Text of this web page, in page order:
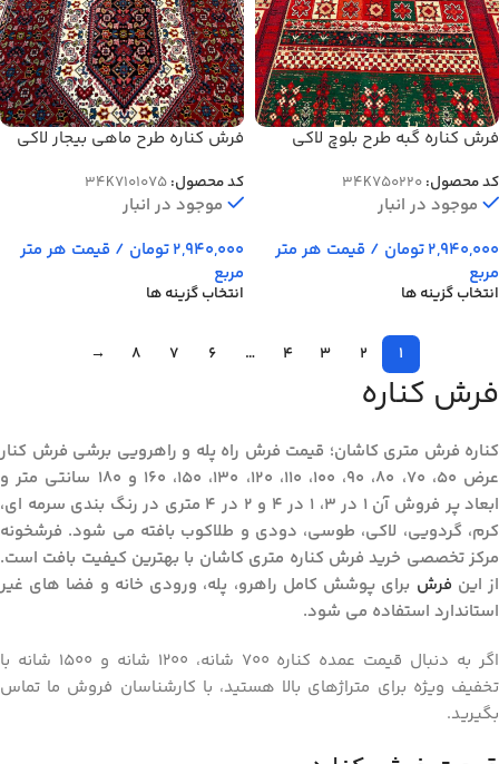
فرش کناره گبه طرح بلوچ لاکی
کد محصول:34K750220
موجود در انبار
2,940,000تومان / قیمت هر متر
مربع
انتخاب گزینه ها
فرش کناره طرح ماهی بیجار لاکی
کد محصول:34K7101075
موجود در انبار
2,940,000تومان / قیمت هر متر
مربع
انتخاب گزینه ها
1
2
3
4
…
6
7
8
→
فرش کناره
کناره فرش متری کاشان؛ قیمت فرش راه پله و راهرویی برشی فرش کنار
عرض‌ ۵۰، ۷۰، ۸۰، ۹۰، ۱۰۰، ۱۱۰، ۱۲۰، ۱۳۰، ۱۵۰، ۱۶۰ و ۱۸۰ سانتی‌ متر و
ابعاد پر فروش آن ۱ در ۳، ۱ در ۴ و ۲ در ۴ متری در رنگ‌ بندی سرمه‌ ای،
کرم، گردویی، لاکی، طوسی، دودی و طلا‌کوب بافته می ‌شود. فرشخونه
مرکز تخصصی خرید فرش کناره متری کاشان با بهترین کیفیت بافت است.
از این فرش برای پوشش کامل راهرو، پله، ورودی خانه و فضا های غیر
استاندارد استفاده می ‌شود.
اگر به دنبال قیمت عمده کناره ۷۰۰ شانه، ۱۲۰۰ شانه و ۱۵۰۰ شانه با
تخفیف ویژه برای متراژهای بالا هستید، با کارشناسان فروش ما تماس
بگیرید.